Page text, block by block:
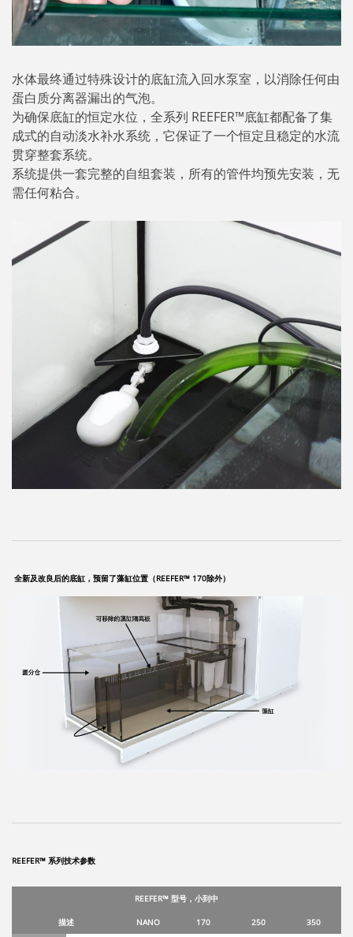
水体最终通过特殊设计的底缸流入回水泵室，以消除任何由
蛋白质分离器漏出的气泡。
为确保底缸的恒定水位，全系列 REEFER™底缸都配备了集
成式的自动淡水补水系统，它保证了一个恒定且稳定的水流
贯穿整套系统。
系统提供一套完整的自组套装，所有的管件均预先安装，无
需任何粘合。
全新及改良后的底缸，预留了藻缸位置（REEFER™ 170除外）
REEFER™ 系列技术参数
REEFER™ 型号，小到中
描述 NANO 170 250 350